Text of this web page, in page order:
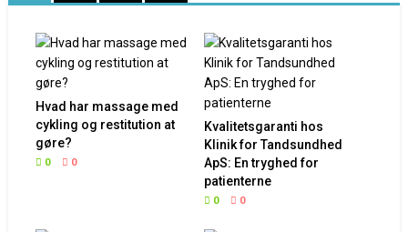
Hvad har massage med
cykling og restitution at
gøre?
0 0
Kvalitetsgaranti hos
Klinik for Tandsundhed
ApS: En tryghed for
patienterne
0 0